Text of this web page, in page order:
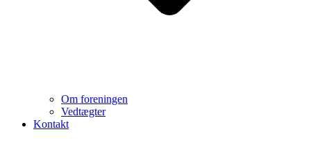
Om foreningen
Vedtægter
Kontakt